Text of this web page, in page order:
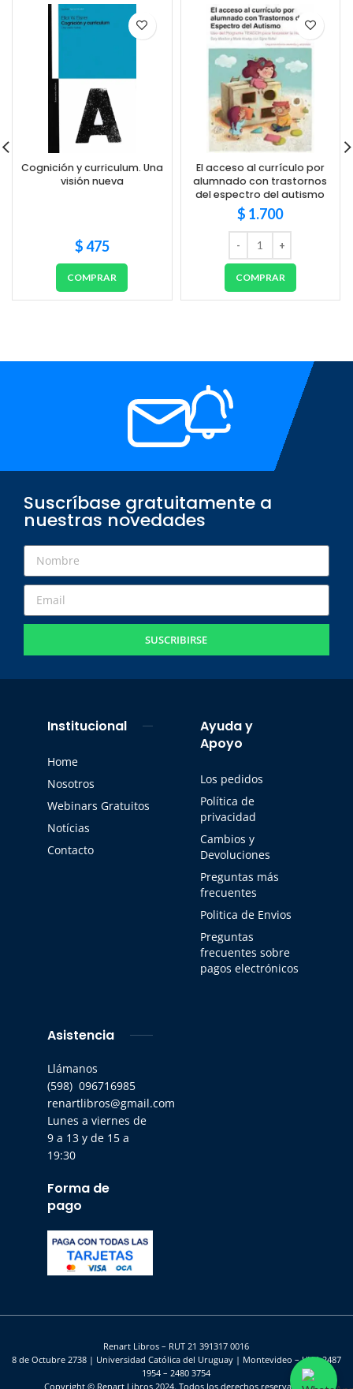
Cognición y curriculum. Una
visión nueva
$475
COMPRAR
El acceso al currículo por
alumnado con trastornos
del espectro del autismo
$ 1.700
COMPRAR
Suscríbase gratuitamente a
nuestras novedades
SUSCRIBIRSE
Institucional
Home
Nosotros
Webinars Gratuitos
Notícias
Contacto
Ayuda y
Apoyo
Los pedidos
Política de
privacidad
Cambios y
Devoluciones
Preguntas más
frecuentes
Politica de Envios
Preguntas
frecuentes sobre
pagos electrónicos
Asistencia
Llámanos
(598) 096716985
renartlibros@gmail.com
Lunes a viernes de
9 a 13 y de 15 a
19:30
Forma de
pago
Renart Libros – RUT 21 391317 0016
8 de Octubre 2738 | Universidad Católica del Uruguay | Montevideo – UY | 2487
1954 – 2480 3754
Copyright © Renart Libros 2024. Todos los derechos reservados.